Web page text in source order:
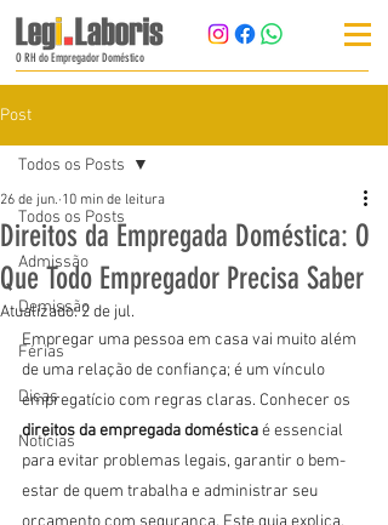
O RH do Empregador Doméstico
Post
Todos os Posts
Admissão
Demissão
Férias
Dicas
Notícias
Todos os Posts
Direitos da Empregada Doméstica: O
Que Todo Empregador Precisa Saber
26 de jun. 10 min de leitura
Atualizado:2 de jul.
Empregar uma pessoa em casa vai muito além
de uma relação de confiança; é um vínculo
empregatício com regras claras. Conhecer os
direitos da empregada doméstica é essencial
para evitar problemas legais, garantir o bem-
estar de quem trabalha e administrar seu